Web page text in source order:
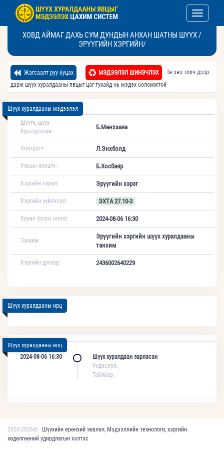
Toggle
ХОВД АЙМАГ ДАХЬ СУМ ДУНДЫН АНХАН ШАТНЫ ШҮҮХ /
ЭРҮҮГИЙН ХЭРГИЙН/
Жагсаалт руу буцах МЭДЭЭЛЭЛ ШИНЭЧЛЭХ
Та энэ товч дээр
дарж шүүх хуралдааны явцыг цаг тухайд нь мэдэх боломжтой
Шүүх хуралдааны мэдээлэл
Шүүгч, шүүх
бүрэлдэхүүн:
Б.Мөнхзаяа
Шүүгдэгч: Л.Энхболд
Улсын яллагч: Б.Хосбаяр
Хэргийн төрөл: Эрүүгийн хэрэг
Хэргийн зүйлчлэл: ЭХТА 27.10-3
Хурал болох огноо: 2024-08-06 16:30
Танхим:
Эрүүгийн хэргийн шүүх хуралдааны
танхим
Хэргийн дугаар: 2436002640229
Шүүх хуралдааны ирц
Шүүх хуралдааны явц
2024-08-06 16:30
Шүүх хуралдаан зарласан
Үндэслэл:
Тайлбар:
2020-2026©
Шүүхийн ерөнхий зөвлөл, Мэдээллийн технологи, хэргийн
хөдөлгөөний удирдлагын хэлтэс